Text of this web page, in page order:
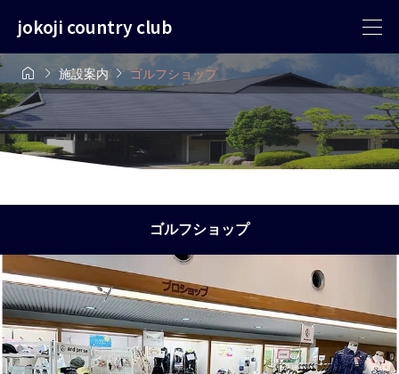
jokoji country club
  施設案内ゴルフショップ
ゴルフショップ